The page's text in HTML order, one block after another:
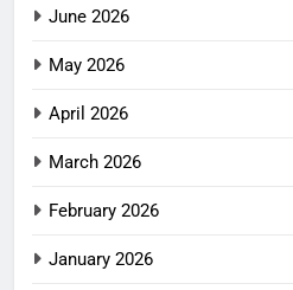
June 2026
May 2026
April 2026
March 2026
February 2026
January 2026